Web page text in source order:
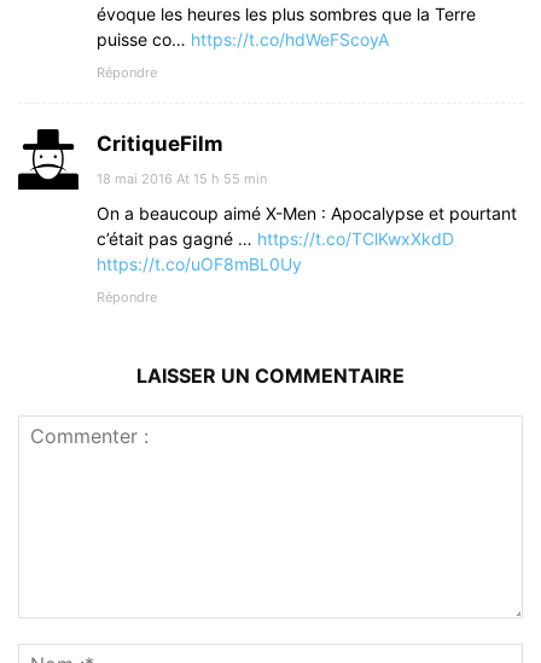
évoque les heures les plus sombres que la Terre
puisse co… https://t.co/hdWeFScoyA
Répondre
CritiqueFilm
18 mai 2016 At 15 h 55 min
On a beaucoup aimé X-Men : Apocalypse et pourtant
c’était pas gagné … https://t.co/TClKwxXkdD
https://t.co/uOF8mBL0Uy
Répondre
LAISSER UN COMMENTAIRE